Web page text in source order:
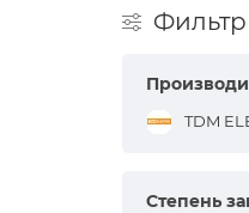
Фильтр
TDM
Степень